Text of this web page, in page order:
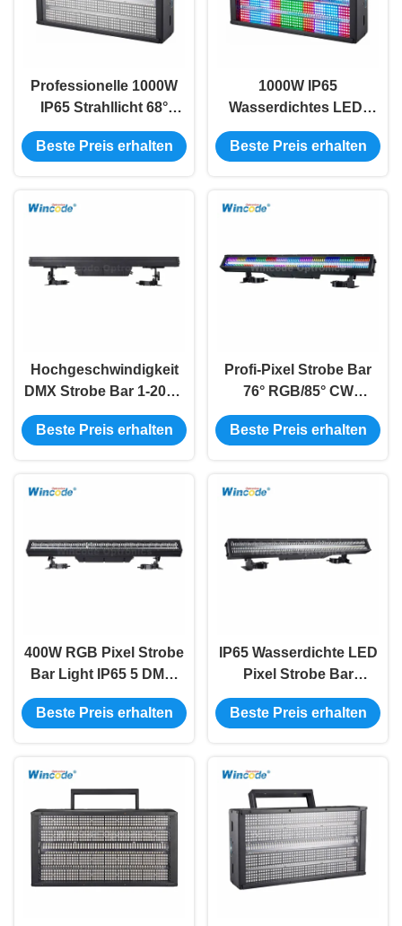
Professionelle 1000W
IP65 Strahllicht 68°
Strahl 114° Spot
15/50/158CH Modus für
Beste Preis erhalten
1000W IP65
Wasserdichtes LED-
Straubenlicht kühl Weiß
+ RGB DMX512
Beste Preis erhalten
Hochgeschwindigkeit
DMX Strobe Bar 1-20Hz
Einstellbar 5-Core XLR
Verbindung
Beste Preis erhalten
Profi-Pixel Strobe Bar
76° RGB/85° CW
Lichtstrahl
Aluminiumlegierung
Beste Preis erhalten
400W RGB Pixel Strobe
Bar Light IP65 5 DMX-
Modi 4-206CH 50.000
Stunden Lebensdauer
Beste Preis erhalten
IP65 Wasserdichte LED
Pixel Strobe Bar
288×3W CW + 864×0.5W
RGB DMX512
Beste Preis erhalten